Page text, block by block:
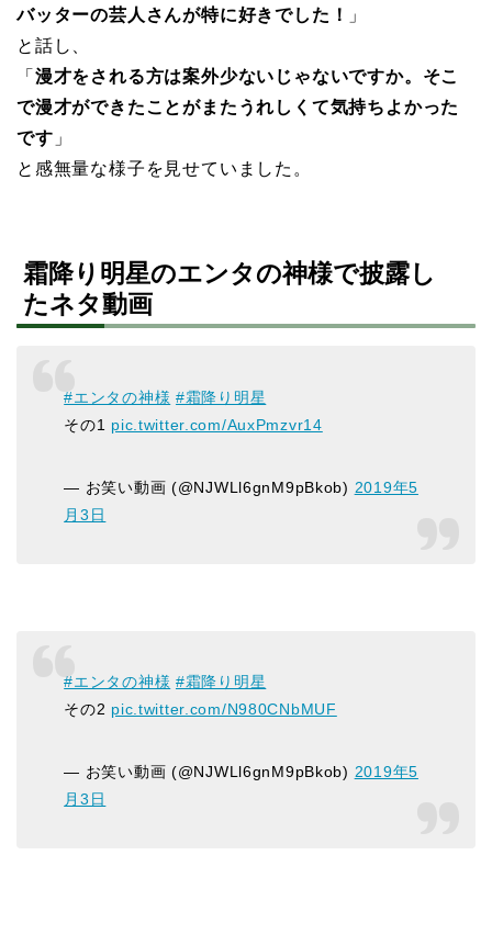
バッターの芸人さんが特に好きでした！
」
と話し、
「 漫才をされる方は案外少ないじゃないですか。そこ
で漫才ができたことがまたうれしくて気持ちよかった
です 」
と感無量な様子を見せていました。
霜降り明星のエンタの神様で披露し
たネタ動画
#エンタの神様 #霜降り明星
その1 pic.twitter.com/AuxPmzvr14
— お笑い動画 (@NJWLl6gnM9pBkob) 2019年5
月3日
#エンタの神様 #霜降り明星
その2 pic.twitter.com/N980CNbMUF
— お笑い動画 (@NJWLl6gnM9pBkob) 2019年5
月3日